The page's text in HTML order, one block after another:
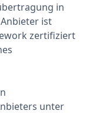
in
ist
zertifiziert
unter